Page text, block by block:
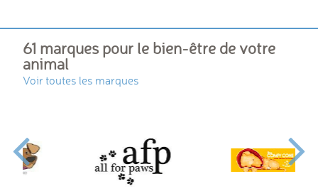
61 marques pour le bien-être de votre
animal
Voir toutes les marques